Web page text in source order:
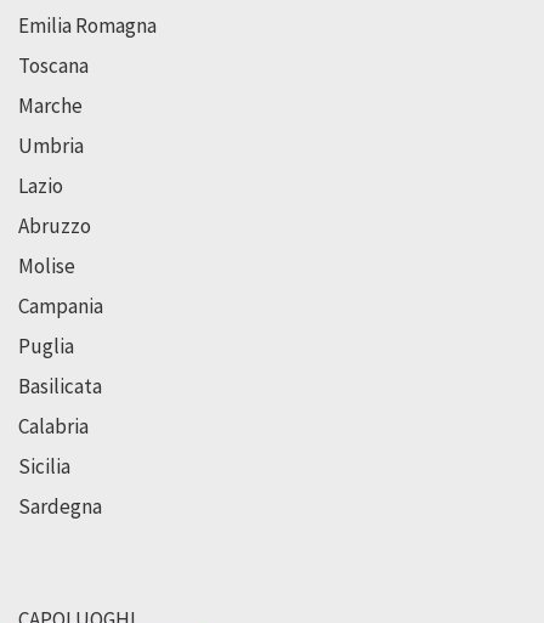
Emilia Romagna
Toscana
Marche
Umbria
Lazio
Abruzzo
Molise
Campania
Puglia
Basilicata
Calabria
Sicilia
Sardegna